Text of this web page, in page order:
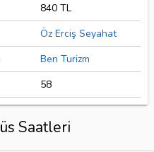
840 TL
Öz Erciş Seyahat
Ben Turizm
58
Saatleri